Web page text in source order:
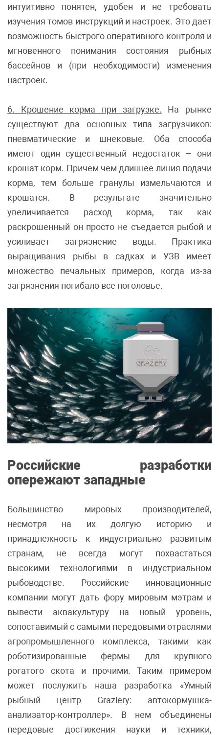
интуитивно понятен, удобен и не требовать
изучения томов инструкций и настроек. Это дает
возможность быстрого оперативного контроля и
мгновенного понимания состояния рыбных
бассейнов и (при необходимости) изменения
настроек.
6. Крошение корма при загрузке. На рынке
существуют два основных типа загрузчиков:
пневматические и шнековые. Оба способа
имеют один существенный недостаток – они
крошат корм. Причем чем длиннее линия подачи
корма, тем больше гранулы измельчаются и
крошатся. В результате значительно
увеличивается расход корма, так как
раскрошенный он просто не съедается рыбой и
усиливает загрязнение воды. Практика
выращивания рыбы в садках и УЗВ имеет
множество печальных примеров, когда из-за
загрязнения погибало все поголовье.
Российские разработки
опережают западные
Большинство мировых производителей,
несмотря на их долгую историю и
принадлежность к индустриально развитым
странам, не всегда могут похвастаться
высокими технологиями в индустриальном
рыбоводстве. Российские инновационные
компании могут дать фору мировым мэтрам и
вывести аквакультуру на новый уровень,
сопоставимый с самыми передовыми отраслями
агропромышленного комплекса, такими как
роботизированные фермы для крупного
рогатого скота и прочими. Таким примером
может послужить наша разработка «Умный
рыбный центр Graziery: автокормушка-
анализатор-контроллер». В нем объединены
передовые достижения науки и техники,